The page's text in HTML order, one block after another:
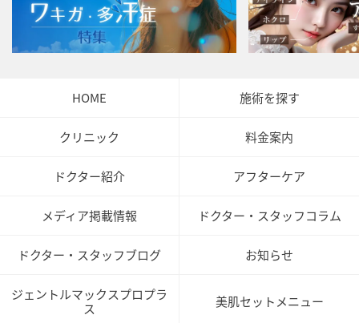
HOME 施術を探す
クリニック 料金案内
ドクター紹介 アフターケア
メディア掲載情報 ドクター・スタッフコラム
ドクター・スタッフブログ お知らせ
ジェントルマックスプロプラ
ス
美肌セットメニュー